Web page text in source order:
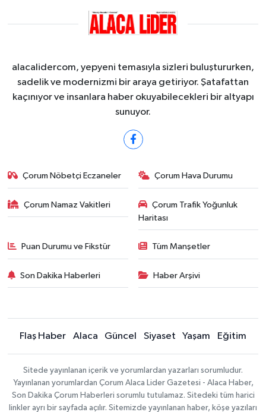
alacalidercom, yepyeni temasıyla sizleri buluştururken,
sadelik ve modernizmi bir araya getiriyor. Şatafattan
kaçınıyor ve insanlara haber okuyabilecekleri bir altyapı
sunuyor.
Çorum Nöbetçi Eczaneler Çorum Hava Durumu
Çorum Namaz Vakitleri
Çorum Trafik Yoğunluk
Haritası
Puan Durumu ve Fikstür Tüm Manşetler
Son Dakika Haberleri Haber Arşivi
Flaş Haber Alaca Güncel Siyaset Yaşam Eğitim
Sitede yayınlanan içerik ve yorumlardan yazarları sorumludur.
Yayınlanan yorumlardan Çorum Alaca Lider Gazetesi - Alaca Haber,
Son Dakika Çorum Haberleri sorumlu tutulamaz. Sitedeki tüm harici
linkler ayrı bir sayfada açılır. Sitemizde yayınlanan haber, köşe yazıları